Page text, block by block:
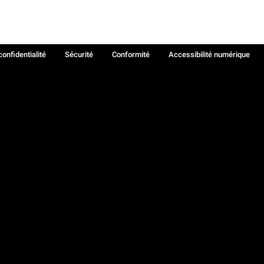
Sécurité Conformité
Accessibilité numérique